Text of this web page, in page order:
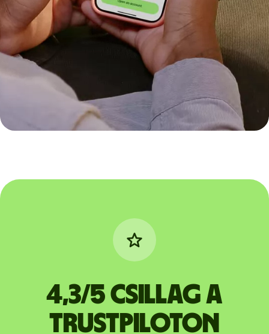
4,3/5 csillag a
Trustpiloton